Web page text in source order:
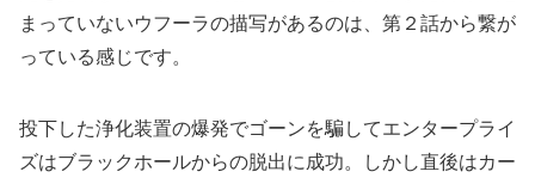
まっていないウフーラの描写があるのは、第２話から繋が
っている感じです。
投下した浄化装置の爆発でゴーンを騙してエンタープライ
ズはブラックホールからの脱出に成功。しかし直後はカー